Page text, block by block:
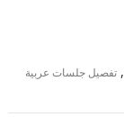
,تفصيل جلسات عربية